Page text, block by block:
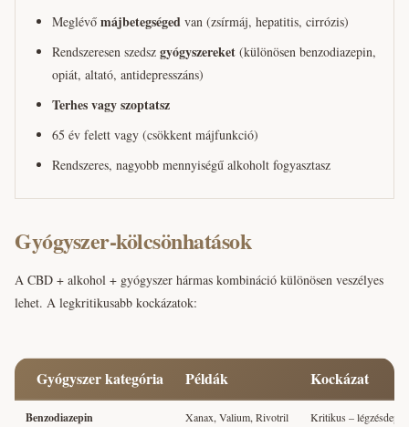
Meglévő májbetegséged van (zsírmáj, hepatitis, cirrózis)
Rendszeresen szedsz gyógyszereket (különösen benzodiazepin,
opiát, altató, antidepresszáns)
Terhes vagy szoptatsz
65 év felett vagy (csökkent májfunkció)
Rendszeres, nagyobb mennyiségű alkoholt fogyasztasz
Gyógyszer-kölcsönhatások
A CBD + alkohol + gyógyszer hármas kombináció különösen veszélyes
lehet. A legkritikusabb kockázatok:
Gyógyszer kategória Példák Kockázat
Benzodiazepin Xanax, Valium, Rivotril Kritikus –